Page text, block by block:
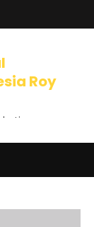
Roy
tentang
Bisnis